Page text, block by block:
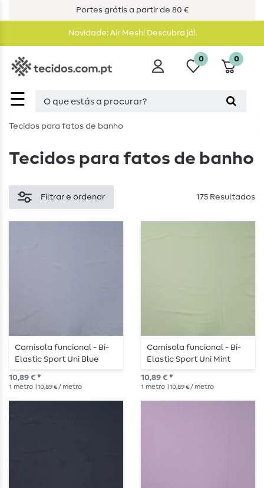
Portes grátis a partir de 80 €
Novidade: Air Mesh! Descubra já!
☰
0 0
Tecidos para fatos de banho
Tecidos para fatos de banho
Filtrar e ordenar 175 Resultados
Camisola funcional - Bi-
Elastic Sport Uni Blue
10,89 € *
1 metro | 10,89 € / metro
Camisola funcional - Bi-
Elastic Sport Uni Mint
10,89 € *
1 metro | 10,89 € / metro